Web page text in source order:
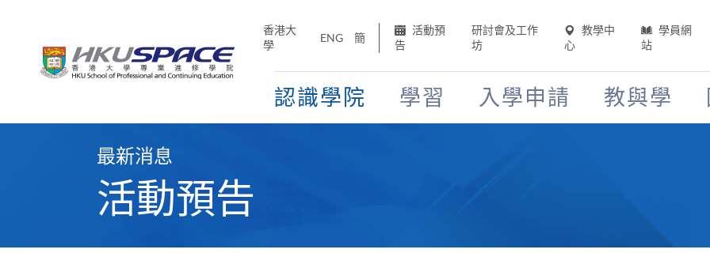
香港大
學
ENG 簡
活動預
告
研討會及工作
坊
教學中
心
學員網
站
認識學院 學習 入學申請 教與學
最新消息
活動預告